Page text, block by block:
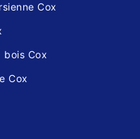
Cox
bois Cox
Cox